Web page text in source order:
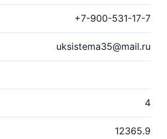
+7-900-531-17-7
uksistema35@mail.ru
4
12365.9